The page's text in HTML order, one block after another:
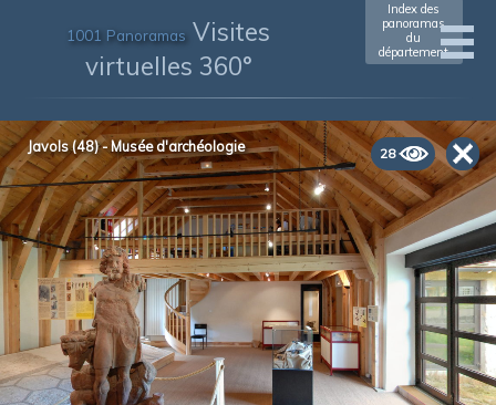
1001 Panoramas Visites
virtuelles 360°
Index des
panoramas
du
département
28
Javols (48) - Musée d'archéologie